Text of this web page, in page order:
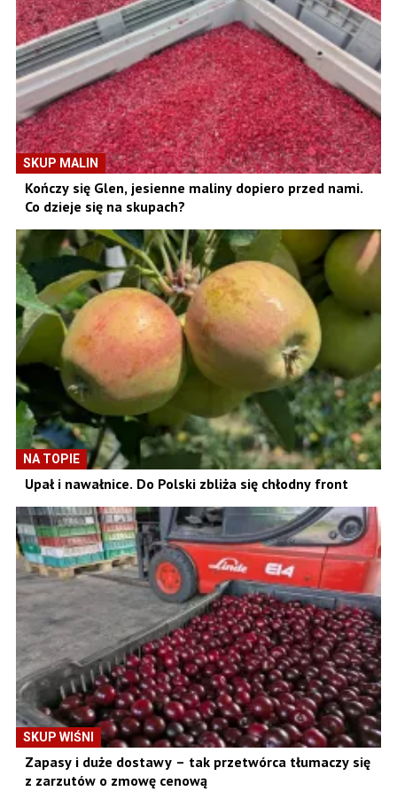
SKUP MALIN
Kończy się Glen, jesienne maliny dopiero przed nami.
Co dzieje się na skupach?
NA TOPIE
Upał i nawałnice. Do Polski zbliża się chłodny front
SKUP WIŚNI
Zapasy i duże dostawy – tak przetwórca tłumaczy się
z zarzutów o zmowę cenową